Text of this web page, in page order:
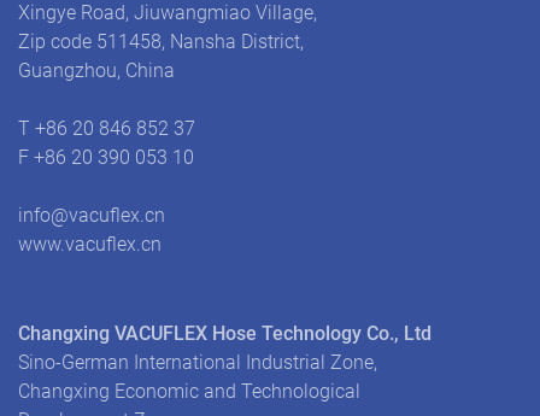
Xingye Road, Jiuwangmiao Village,
Zip code 511458, Nansha District,
Guangzhou, China
T +86 20 846 852 37
F +86 20 390 053 10
info@vacuflex.cn
www.vacuflex.cn
Changxing VACUFLEX Hose Technology Co., Ltd
Sino-German International Industrial Zone,
Changxing Economic and Technological